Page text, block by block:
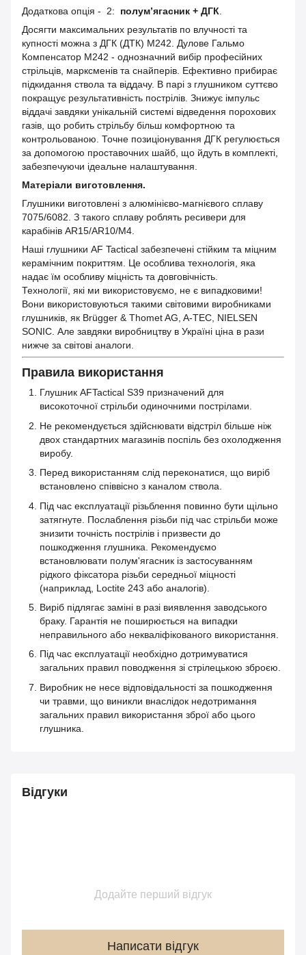
Додаткова опція - 2: полум’ягасник + ДГК
Досягти максимальних результатів по влучності та
купності можна з ДГК (ДТК) M242. Дулове Гальмо
Компенсатор M242 - однозначний вибір професійних
стрільців, марксменів та снайперів. Ефективно прибирає
підкидання ствола та віддачу. В парі з глушником суттєво
покращує результативність пострілів. Знижує імпульс
віддачі завдяки унікальній системі відведення порохових
газів, що робить стрільбу більш комфортною та
контрольованою. Точне позиціонування ДГК регулюється
за допомогою проставочних шайб, що йдуть в комплекті,
забезпечуючи ідеальне налаштування.
Матеріали виготовлення.
Глушники виготовлені з алюмінієво-магнієвого сплаву
7075/6082. З такого сплаву роблять ресивери для
карабінів AR15/AR10/M4.
Наші глушники AF Tactical забезпечені стійким та міцним
керамічним покриттям. Це особлива технологія, яка
надає їм особливу міцність та довговічність.
Технології, які ми використовуємо, не є випадковими!
Вони використовуються такими світовими виробниками
глушників, як Brügger & Thomet AG, A-TEC, NIELSEN
SONIC. Але завдяки виробництву в Україні ціна в рази
нижче за світові аналоги.
Правила використання
Глушник AFTactical S39 призначений для
високоточної стрільби одиночними пострілами.
Не рекомендується здійснювати відстріл більше ніж
двох стандартних магазинів поспіль без охолодження
виробу.
Перед використанням слід переконатися, що виріб
встановлено співвісно з каналом ствола.
Під час експлуатації різьблення повинно бути щільно
затягнуте. Послаблення різьби під час стрільби може
знизити точність пострілів і призвести до
пошкодження глушника. Рекомендуємо
встановлювати полум'ягасник із застосуванням
рідкого фіксатора різьби середньої міцності
(наприклад, Loctite 243 або аналогів).
Виріб підлягає заміні в разі виявлення заводського
браку. Гарантія не поширюється на випадки
неправильного або некваліфікованого використання.
Під час експлуатації необхідно дотримуватися
загальних правил поводження зі стрілецькою зброєю.
Виробник не несе відповідальності за пошкодження
чи травми, що виникли внаслідок недотримання
загальних правил використання зброї або цього
глушника.
Відгуки
Додайте перший відгук
Написати відгук